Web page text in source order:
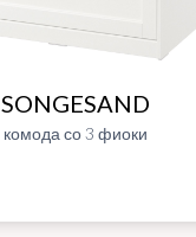
SONGESAND
комода со 3 фиоки